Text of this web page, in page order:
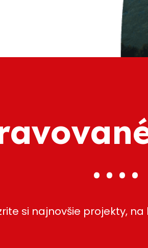
. . . .
si najnovšie projekty,